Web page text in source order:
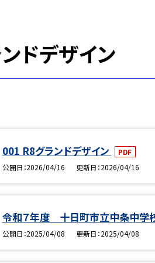
ドデザイン
001 R8グランドデザイン
PDF
公開日 2026/04/16 更新日 2026/04/16
令和７年度 十日町市立中条中学
公開日 2025/04/08 更新日 2025/04/08